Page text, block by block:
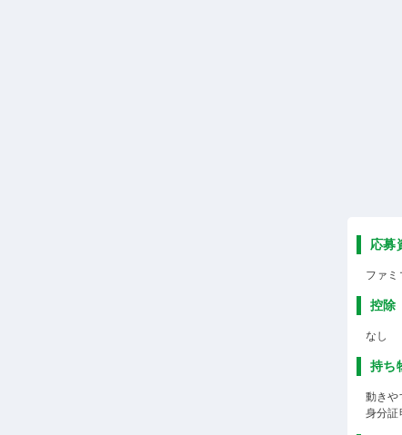
応募
ファ
控除
なし
持ち
動きや
身分証